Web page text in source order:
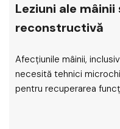
Leziuni ale
reconstructivă
Afecțiunile mâinii,
necesită tehnici
pentru recuperarea